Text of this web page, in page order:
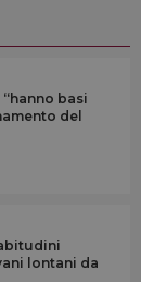
basi
del
lontani da